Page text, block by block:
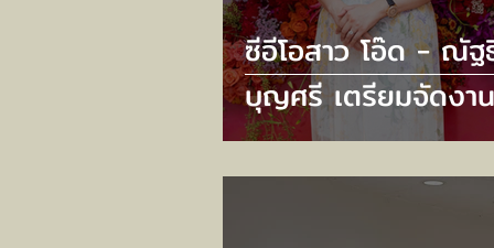
ซีอีโอสาว โอ๊ด - ณัฐ
บุญศรี เตรียมจัดงา
ยิ่งใหญ่ กับ
78TH